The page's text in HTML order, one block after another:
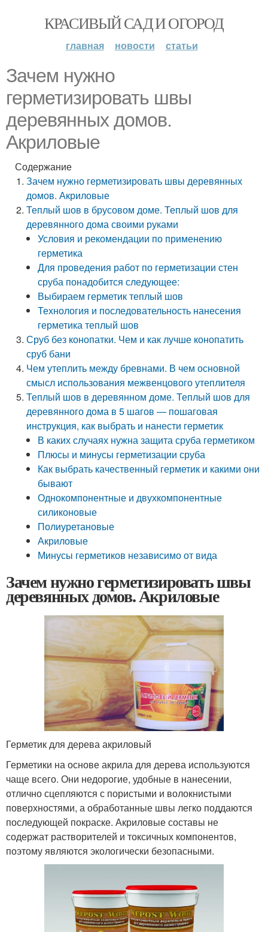
КРАСИВЫЙ САД И ОГОРОД
главная новости статьи
Зачем нужно
герметизировать швы
деревянных домов.
Акриловые
Содержание
Зачем нужно герметизировать швы деревянных
домов. Акриловые
Теплый шов в брусовом доме. Теплый шов для
деревянного дома своими руками
Условия и рекомендации по применению
герметика
Для проведения работ по герметизации стен
сруба понадобится следующее:
Выбираем герметик теплый шов
Технология и последовательность нанесения
герметика теплый шов
Сруб без конопатки. Чем и как лучше конопатить
сруб бани
Чем утеплить между бревнами. В чем основной
смысл использования межвенцового утеплителя
Теплый шов в деревянном доме. Теплый шов для
деревянного дома в 5 шагов — пошаговая
инструкция, как выбрать и нанести герметик
В каких случаях нужна защита сруба герметиком
Плюсы и минусы герметизации сруба
Как выбрать качественный герметик и какими они
бывают
Однокомпонентные и двухкомпонентные
силиконовые
Полиуретановые
Акриловые
Минусы герметиков независимо от вида
Зачем нужно герметизировать швы
деревянных домов. Акриловые
Герметик для дерева акриловый
Герметики на основе акрила для дерева используются
чаще всего. Они недорогие, удобные в нанесении,
отлично сцепляются с пористыми и волокнистыми
поверхностями, а обработанные швы легко поддаются
последующей покраске. Акриловые составы не
содержат растворителей и токсичных компонентов,
поэтому являются экологически безопасными.